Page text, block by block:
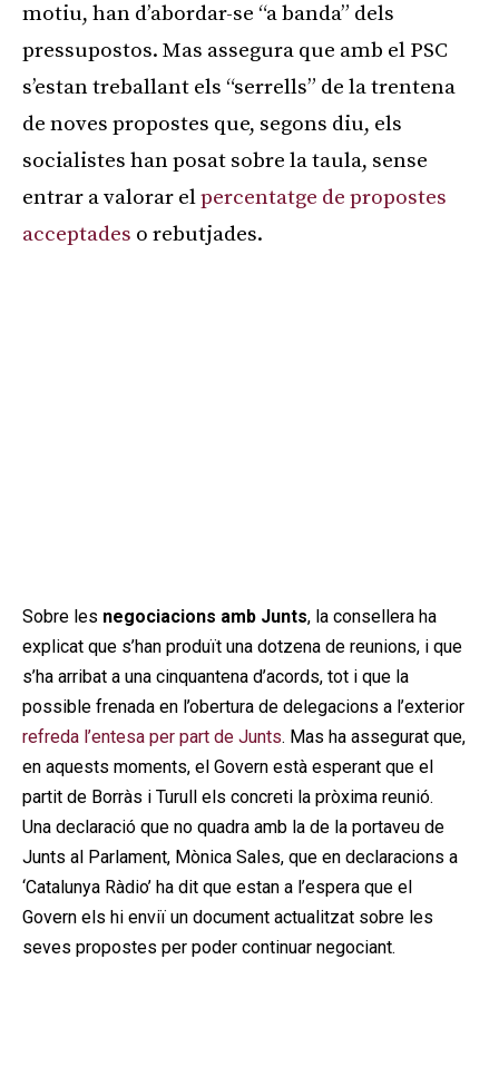
motiu, han d’abordar-se “a banda” dels
pressupostos. Mas assegura que amb el PSC
s’estan treballant els “serrells” de la trentena
de noves propostes que, segons diu, els
socialistes han posat sobre la taula, sense
entrar a valorar elpercentatge de propostes
acceptades o rebutjades.
Sobre les negociacions amb Junts, la consellera ha
explicat que s’han produït una dotzena de reunions, i que
s’ha arribat a una cinquantena d’acords, tot i que la
possible frenada en l’obertura de delegacions a l’exterior
refreda l’entesa per part de Junts. Mas ha assegurat que,
en aquests moments, el Govern està esperant que el
partit de Borràs i Turull els concreti la pròxima reunió.
Una declaració que no quadra amb la de la portaveu de
Junts al Parlament, Mònica Sales, que en declaracions a
‘Catalunya Ràdio’ ha dit que estan a l’espera que el
Govern els hi enviï un document actualitzat sobre les
seves propostes per poder continuar negociant.